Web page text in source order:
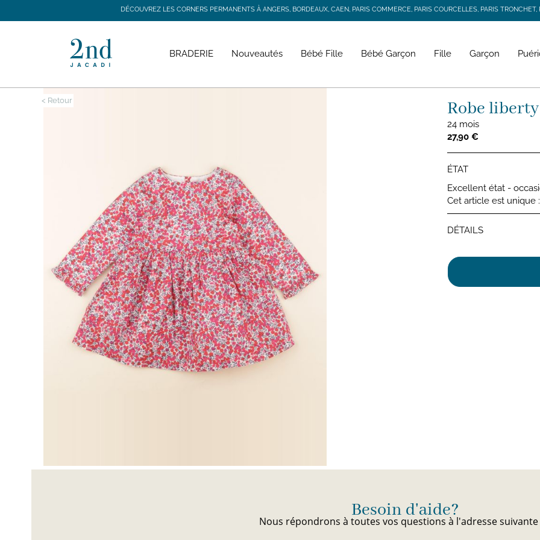
DÉCOUVREZ LES CORNERS PERMANENTS À ANGERS, BORDEAUX, CAEN, PARIS COMMERCE, PARIS COURCELLES, PARIS
BRADERIE Nouveautés Bébé Fille Bébé Garçon Fille Garçon
< Retour Robe
24 mois
27,90 €
ÉTAT
Excellent état -
Cet article est unique
DÉTAILS
Chaque jour, des
sélectionnées avec soin par